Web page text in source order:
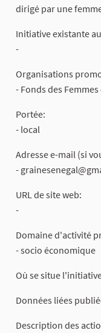
dirigé par une
Initiative existante
-
Organisations
- Fonds des
Portée:
- local
Adresse e-mail (si
-
URL de site web:
-
Domaine d'activité
- socio économique
Où se situe
Données liées
Description des